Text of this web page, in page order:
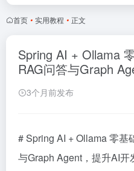
首页 • 实用教程 • 正文
Spring AI + Ollama
RAG问答与Graph
3个月前发布
# Spring AI + Ollama 零基
与Graph Agent，提升AI开